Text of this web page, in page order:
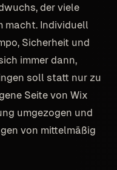
der viele
macht. Individuell
Sicherheit und
immer dann,
soll statt nur zu
Seite von Wix
umgezogen und
von mittelmäßig